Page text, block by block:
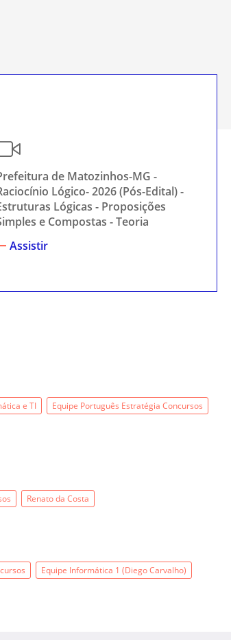
de Matozinhos-MG -
Lógico- 2026 (Pós-Edital) -
Lógicas - Proposições
e Compostas - Teoria
Assistir
e TI
Equipe Português Estratégia Concursos
Renato da Costa
Equipe Informática 1 (Diego Carvalho)